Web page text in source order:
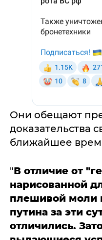
Они обещают
доказательства
ближайшее
"В отличие от
нарисованной
плешивой моли
путина за эти
отличились.